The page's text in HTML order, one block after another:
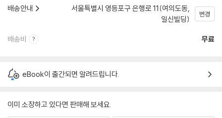
배송안내
서울특별시 영등포구 은행로 11(여의도동,
일신빌딩)
변경
배송비 무료
eBook이 출간되면 알려드립니다.
이미 소장하고 있다면 판매해 보세요.